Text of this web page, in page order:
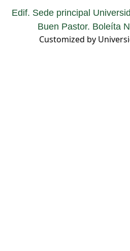
Edif. Sede principal
Buen Pastor. Boleíta
Customized by